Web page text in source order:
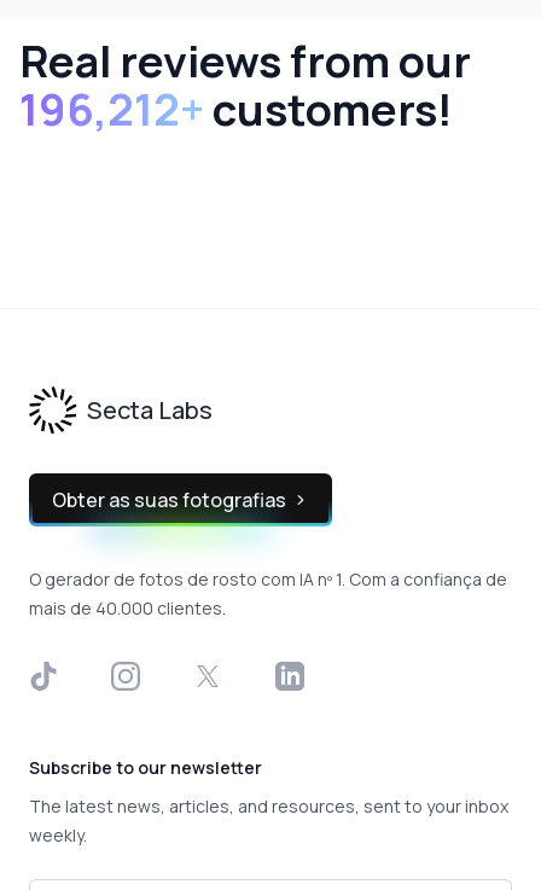
Real reviews from our
196,212+ customers!
Secta Labs
Obter as suas fotografias
O gerador de fotos de rosto com IA nº 1. Com a confiança de
mais de 40.000 clientes.
TikTok InstagramX LinkedIn
Subscribe to our newsletter
The latest news, articles, and resources, sent to your inbox
weekly.